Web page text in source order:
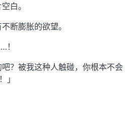
白。
断膨胀的欲望。
！
吧？被我这种人触碰，你根本不会
」